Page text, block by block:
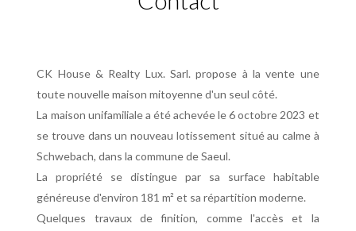
CK House & Realty Lux. Sarl. propose à la vente une
toute nouvelle maison mitoyenne d'un seul côté.
La maison unifamiliale a été achevée le 6 octobre 2023 et
se trouve dans un nouveau lotissement situé au calme à
Schwebach, dans la commune de Saeul.
La propriété se distingue par sa surface habitable
généreuse d'environ 181 m² et sa répartition moderne.
Quelques travaux de finition, comme l'accès et la